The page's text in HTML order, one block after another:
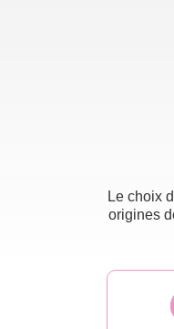
Le choix
origines